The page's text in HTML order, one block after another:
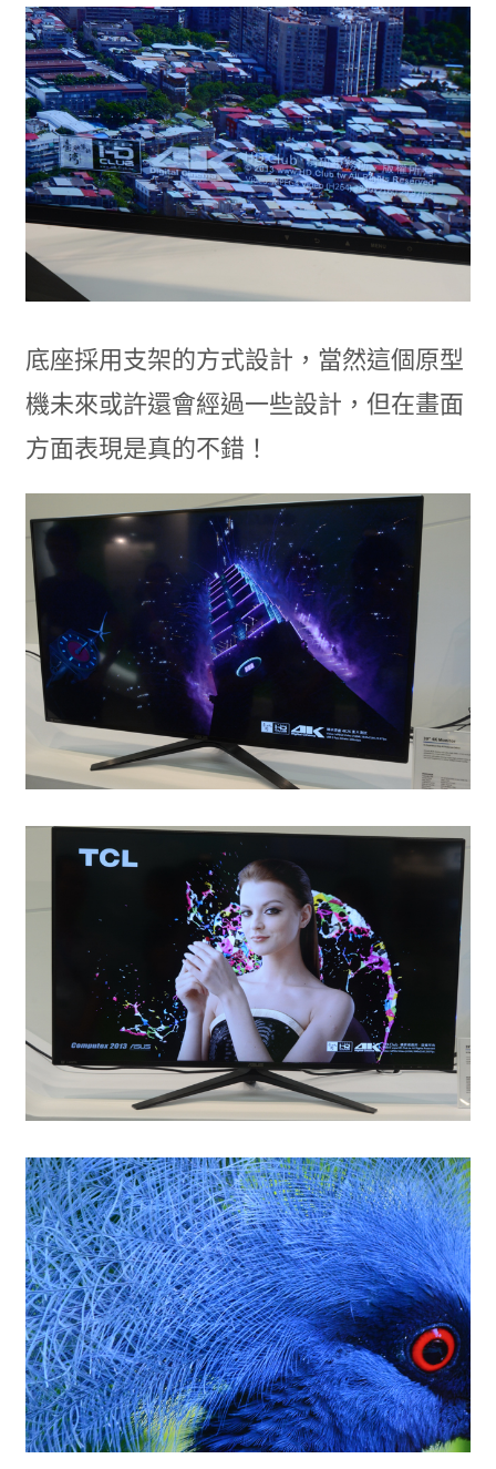
底座採用支架的方式設計，當然這個原型
機未來或許還會經過一些設計，但在畫面
方面表現是真的不錯！